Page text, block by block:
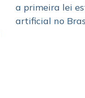
a primeira lei
artificial no